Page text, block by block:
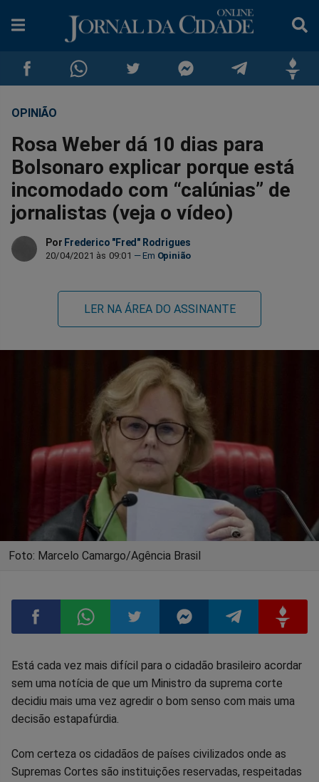
Compartilhar
no
Facebook
Compartilhar
no
Whatsapp
no
Twitter
no
Messenger
no
Telegram
no
Gettr
OPINIÃO
Rosa Weber dá 10 dias para
Bolsonaro explicar porque está
incomodado com “calúnias” de
jornalistas (veja o vídeo)
Por Frederico "Fred" Rodrigues
20/04/2021 às 09:01 Opinião
LER NA ÁREA DO ASSINANTE
Foto: Marcelo Camargo/Agência Brasil
Compartilhar
no
Compartilhar
no
Compartilhar
no
Compartilhar
no
Compartilhar
no
no
Está cada vez mais difícil para o cidadão brasileiro acordar
sem uma notícia de que um Ministro da suprema corte
decidiu mais uma vez agredir o bom senso com mais uma
decisão estapafúrdia.
Com certeza os cidadãos de países civilizados onde as
Supremas Cortes são instituições reservadas, respeitadas